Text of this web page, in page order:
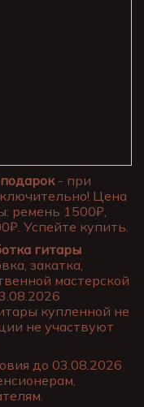
- при
Цена
ремень 1500₽,
Успейте купить.
гитары
закатка,
мастерской
купленной не
не участвуют
до 03.08.2026